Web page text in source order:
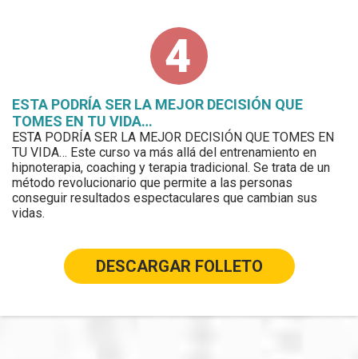
ESTA PODRÍA SER LA MEJOR DECISIÓN QUE
TOMES EN TU VIDA…
ESTA PODRÍA SER LA MEJOR DECISIÓN QUE TOMES EN
TU VIDA… Este curso va más allá del entrenamiento en
hipnoterapia, coaching y terapia tradicional. Se trata de un
método revolucionario que permite a las personas
conseguir resultados espectaculares que cambian sus
vidas.
DESCARGAR FOLLETO